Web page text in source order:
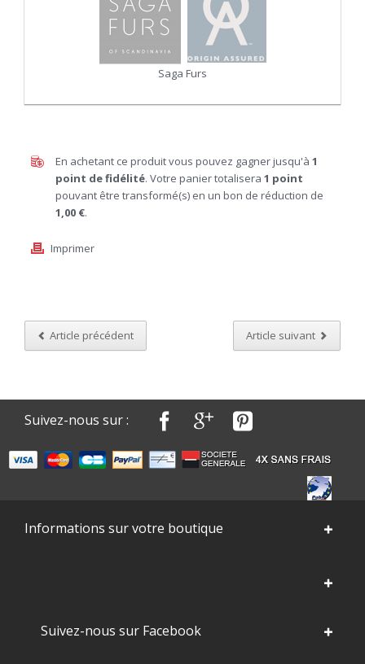
Saga Furs
En achetant ce produit vous pouvez gagner jusqu'à 1
point de fidélité. Votre panier totalisera 1 point
pouvant être transformé(s) en un bon de réduction de
1,00 €.
Imprimer
Article précédent Article suivant
Suivez-nous sur :
Informations sur votre boutique
Suivez-nous sur Facebook